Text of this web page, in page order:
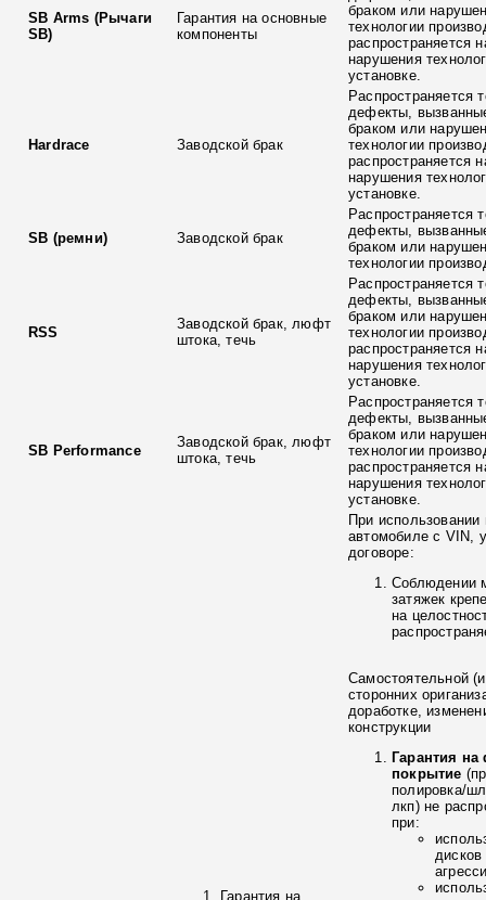
SB Arms (Рычаги
SB)
Гарантия на основные
компоненты
браком или
технологии
распространяется
нарушения
установке.
Hardrace Заводской брак
Распространяется
дефекты,
браком или
технологии
распространяется
нарушения
установке.
SB (ремни) Заводской брак
Распространяется
дефекты,
браком или
технологии
RSS
Заводской брак, люфт
штока, течь
Распространяется
дефекты,
браком или
технологии
распространяется
нарушения
установке.
SB Performance
Заводской брак, люфт
штока, течь
Распространяется
дефекты,
браком или
технологии
распространяется
нарушения
установке.
Гарантия на
При использовании
автомобиле с VIN,
договоре:
Соблюдении
затяжек
на
Самостоятельной
сторонних
доработке,
конструкции
Гарантия
покрытие
полировка/
лкп) не
при: